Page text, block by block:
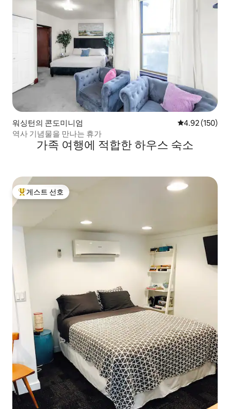
워싱턴의 콘도미니엄 평점 4.92점(5
4.92 (150)
역사 기념물을 만나는 휴가
가족 여행에 적합한 하우스 숙소
상위 게스트 선호
게스트 선호